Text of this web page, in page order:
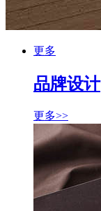
更多
品牌设计
更多>>